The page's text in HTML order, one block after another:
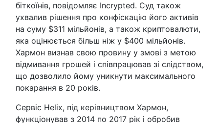
біткоїнів, повідомляє Incrypted. Суд також
ухвалив рішення про конфіскацію його активів
на суму $311 мільйонів, а також криптовалюти,
яка оцінюється більш ніж у $400 мільйонів.
Хармон визнав свою провину у змові з метою
відмивання грошей і співпрацював зі слідством,
що дозволило йому уникнути максимального
покарання в 20 років.
Сервіс Helix, під керівництвом Хармон,
функціонував з 2014 по 2017 рік і обробив